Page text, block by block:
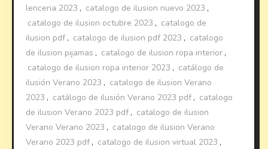
lenceria 2023 , catalogo de ilusion nuevo 2023 ,
catalogo de ilusion octubre 2023 , catalogo de
ilusion pdf , catalogo de ilusion pdf 2023 , catalogo
de ilusion pijamas , catalogo de ilusion ropa interior ,
catalogo de ilusion ropa interior 2023 , catálogo de
ilusión Verano 2023 , catalogo de ilusion Verano
2023 , catálogo de ilusión Verano 2023 pdf , catalogo
de ilusion Verano 2023 pdf , catalogo de ilusion
Verano Verano 2023 , catalogo de ilusion Verano
Verano 2023 pdf , catalogo de ilusion virtual 2023 ,